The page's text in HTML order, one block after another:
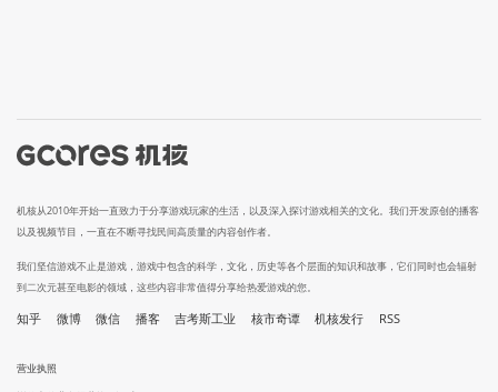
机核从2010年开始一直致力于分享游戏玩家的生活，以及深入探讨游戏相关的文化。我们开发原创的播客
以及视频节目，一直在不断寻找民间高质量的内容创作者。
我们坚信游戏不止是游戏，游戏中包含的科学，文化，历史等各个层面的知识和故事，它们同时也会辐射
到二次元甚至电影的领域，这些内容非常值得分享给热爱游戏的您。
知乎 微博 微信 播客 吉考斯工业 核市奇谭 机核发行 RSS
营业执照